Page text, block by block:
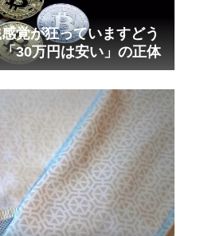
覚が狂っていますどう
30万円は安い」の正体